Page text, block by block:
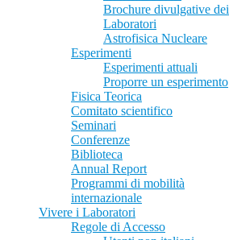
Brochure divulgative dei
Laboratori
Astrofisica Nucleare
Esperimenti
Esperimenti attuali
Proporre un esperimento
Fisica Teorica
Comitato scientifico
Seminari
Conferenze
Biblioteca
Annual Report
Programmi di mobilità
internazionale
Vivere i Laboratori
Regole di Accesso